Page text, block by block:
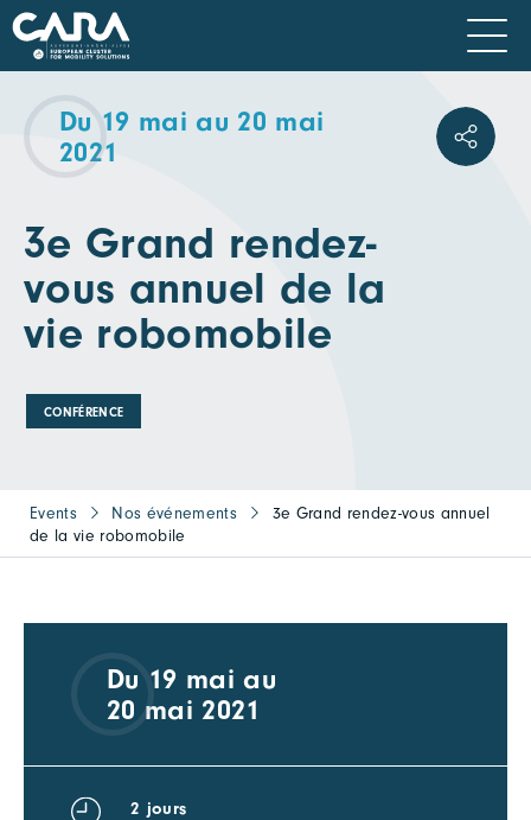
Du 19 mai au 20 mai
2021
3e Grand rendez-
vous annuel de la
vie robomobile
CONFÉRENCE
Events Nos événements
3e Grand rendez-vous annuel
de la vie robomobile
Du 19 mai au
20 mai 2021
2 jours